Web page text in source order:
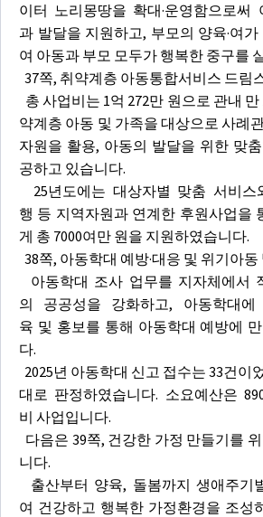
이터 노리몽땅을 확대·운영함으로써
과 발달을 지원하고, 부모의 양육·여
여 아동과 부모 모두가 행복한 중구를
37쪽, 취약계층 아동통합서비스 드림
총 사업비는 1억 272만 원으로 관내
약계층 아동 및 가족을 대상으로 사례
자원을 활용, 아동의 발달을 위한 맞
공하고 있습니다.
25년도에는 대상자별 맞춤 서비스
행 등 지역자원과 연계한 후원사업을
게 총 7000여만 원을 지원하였습니다.
38쪽, 아동학대 예방·대응 및 위기아
아동학대 조사 업무를 지자체에서
의 공공성을 강화하고, 아동학대
육 및 홍보를 통해 아동학대 예방에
다.
2025년 아동학대 신고 접수는 33건이
대로 판정하였습니다. 소요예산은
비 사업입니다.
다음은 39쪽, 건강한 가정 만들기를
니다.
출산부터 양육, 돌봄까지 생애주기
여 건강하고 행복한 가정환경을 조성